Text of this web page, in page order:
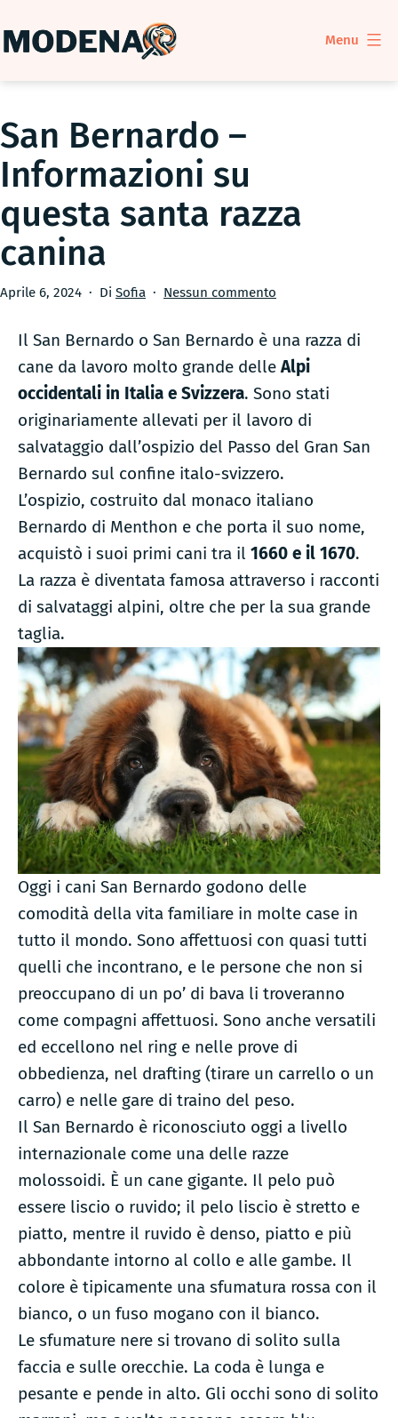
al
Menu
San Bernardo –
Informazioni su
questa santa razza
canina
Pubblicato
Aprile 6, 2024 Di Sofia Nessun commento
Bernardo
Informazioni
su
questa
santa
canina
Il San Bernardo o San Bernardo è una razza di
cane da lavoro molto grande delleAlpi
occidentali in Italia e Svizzera. Sono stati
originariamente allevati per il lavoro di
salvataggio dall’ospizio del Passo del Gran San
Bernardo sul confine italo-svizzero.
L’ospizio, costruito dal monaco italiano
Bernardo di Menthon e che porta il suo nome,
acquistò i suoi primi cani tra il 1660 e il 1670.
La razza è diventata famosa attraverso i racconti
di salvataggi alpini, oltre che per la sua grande
taglia.
Oggi i cani San Bernardo godono delle
comodità della vita familiare in molte case in
tutto il mondo. Sono affettuosi con quasi tutti
quelli che incontrano, e le persone che non si
preoccupano di un po’ di bava li troveranno
come compagni affettuosi. Sono anche versatili
ed eccellono nel ring e nelle prove di
obbedienza, nel drafting (tirare un carrello o un
carro) e nelle gare di traino del peso.
Il San Bernardo è riconosciuto oggi a livello
internazionale come una delle razze
molossoidi. È un cane gigante. Il pelo può
essere liscio o ruvido; il pelo liscio è stretto e
piatto, mentre il ruvido è denso, piatto e più
abbondante intorno al collo e alle gambe. Il
colore è tipicamente una sfumatura rossa con il
bianco, o un fuso mogano con il bianco.
Le sfumature nere si trovano di solito sulla
faccia e sulle orecchie. La coda è lunga e
pesante e pende in alto. Gli occhi sono di solito